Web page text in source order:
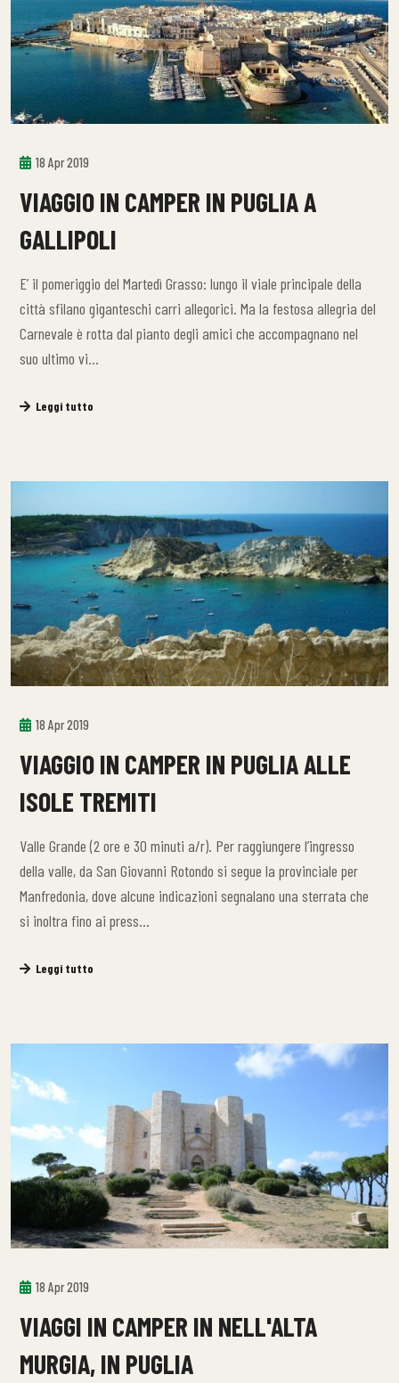
18 Apr 2019
VIAGGIO IN CAMPER IN PUGLIA A
GALLIPOLI
E’ il pomeriggio del Martedì Grasso: lungo il viale principale della
città sfilano giganteschi carri allegorici. Ma la festosa allegria del
Carnevale è rotta dal pianto degli amici che accompagnano nel
suo ultimo vi…
Leggi tutto
18 Apr 2019
VIAGGIO IN CAMPER IN PUGLIA ALLE
ISOLE TREMITI
Valle Grande (2 ore e 30 minuti a/r). Per raggiungere l’ingresso
della valle, da San Giovanni Rotondo si segue la provinciale per
Manfredonia, dove alcune indicazioni segnalano una sterrata che
si inoltra fino ai press…
Leggi tutto
18 Apr 2019
VIAGGI IN CAMPER IN NELL'ALTA
MURGIA, IN PUGLIA